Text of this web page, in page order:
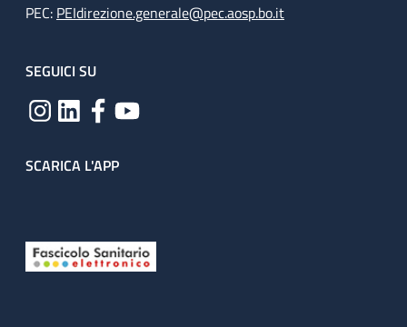
PEC: PEIdirezione.generale@pec.aosp.bo.it
SEGUICI SU
SCARICA L'APP